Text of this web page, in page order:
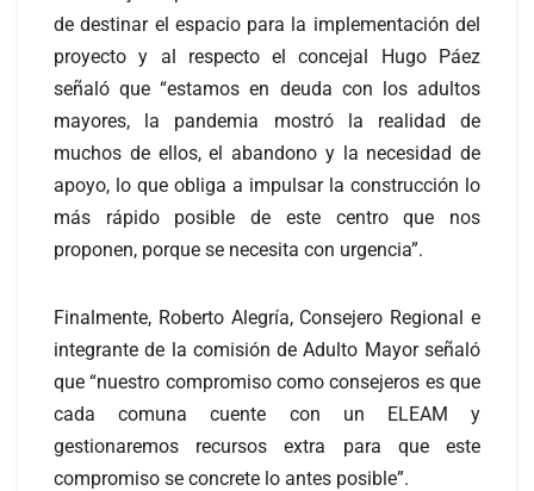
de destinar el espacio para la implementación del
proyecto y al respecto el concejal Hugo Páez
señaló que “estamos en deuda con los adultos
mayores, la pandemia mostró la realidad de
muchos de ellos, el abandono y la necesidad de
apoyo, lo que obliga a impulsar la construcción lo
más rápido posible de este centro que nos
proponen, porque se necesita con urgencia”.
Finalmente, Roberto Alegría, Consejero Regional e
integrante de la comisión de Adulto Mayor señaló
que “nuestro compromiso como consejeros es que
cada comuna cuente con un ELEAM y
gestionaremos recursos extra para que este
compromiso se concrete lo antes posible”.